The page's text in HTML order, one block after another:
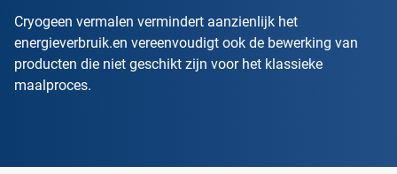
Cryogeen vermalen vermindert aanzienlijk het
energieverbruik.en vereenvoudigt ook de bewerking van
producten die niet geschikt zijn voor het klassieke
maalproces.